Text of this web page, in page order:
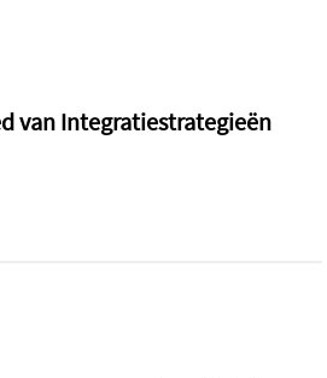
van Integratiestrategieën